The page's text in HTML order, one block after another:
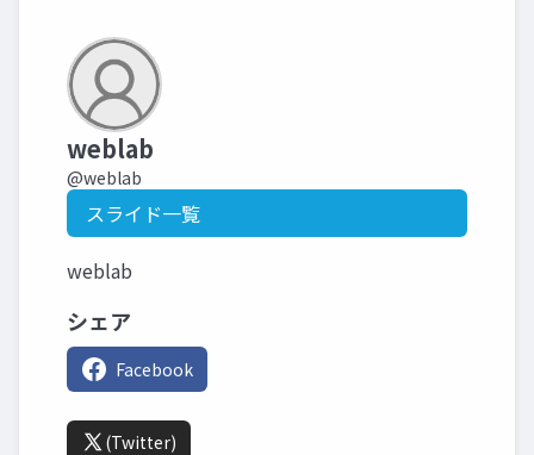
weblab
@weblab
スライド一覧
weblab
シェア
Facebook
(Twitter)